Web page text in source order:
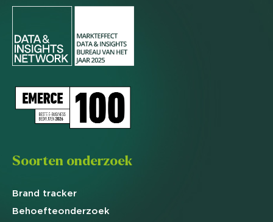
Soorten onderzoek
Brand tracker
Behoefteonderzoek